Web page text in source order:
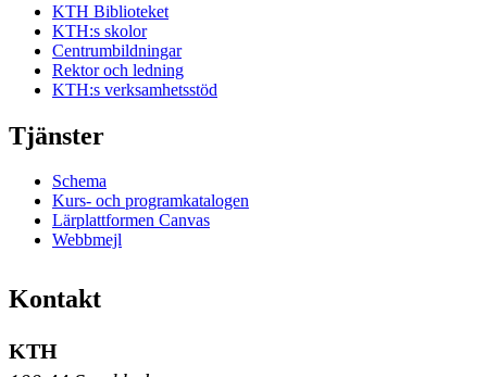
KTH Biblioteket
KTH:s skolor
Centrumbildningar
Rektor och ledning
KTH:s verksamhetsstöd
Tjänster
Schema
Kurs- och programkatalogen
Lärplattformen Canvas
Webbmejl
Kontakt
KTH